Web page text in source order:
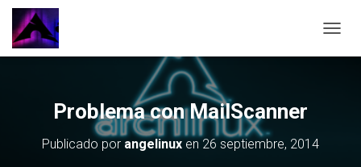
Problema con MailScanner
Publicado por angelinux en 26 septiembre, 2014